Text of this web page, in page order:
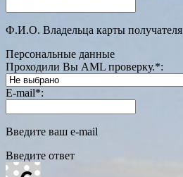
Ф.И.О. Владельца карты получателя
Персональные данные
Проходили Вы AML проверку.*:
E-mail*:
Введите ваш e-mail
Введите ответ